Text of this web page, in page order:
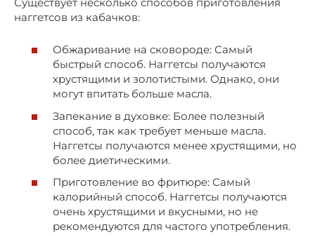
наггетсов из кабачков:
Обжаривание на сковороде: Самый
быстрый способ. Наггетсы получаются
хрустящими и золотистыми. Однако, они
могут впитать больше масла.
Запекание в духовке: Более полезный
способ, так как требует меньше масла.
Наггетсы получаются менее хрустящими, но
более диетическими.
Приготовление во фритюре: Самый
калорийный способ. Наггетсы получаются
очень хрустящими и вкусными, но не
рекомендуются для частого употребления.